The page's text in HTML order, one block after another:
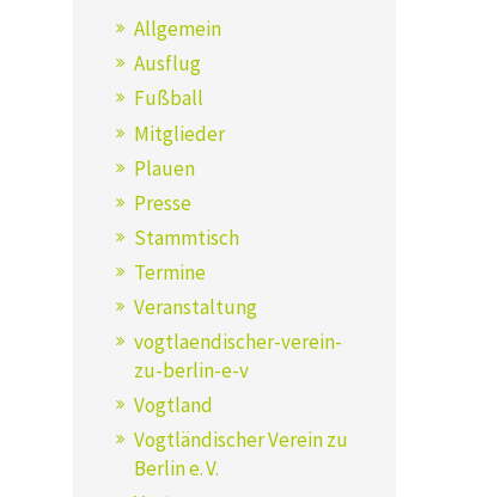
Allgemein
Ausflug
Fußball
Mitglieder
Plauen
Presse
Stammtisch
Termine
Veranstaltung
vogtlaendischer-verein-
zu-berlin-e-v
Vogtland
Vogtländischer Verein zu
Berlin e. V.